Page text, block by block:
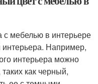
с мебелью в интерьере
интерьера. Например,
интерьера можно
как черный,